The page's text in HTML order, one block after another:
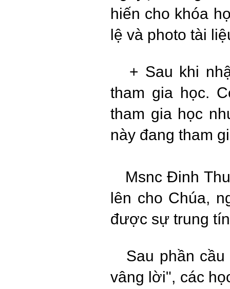
hiến cho khóa
lệ và photo tài
+ Sau khi
tham gia học.
tham gia học
này đang tham
Msnc Đinh
lên cho Chúa,
được sự trung
Sau phần cầu
vâng lời", các